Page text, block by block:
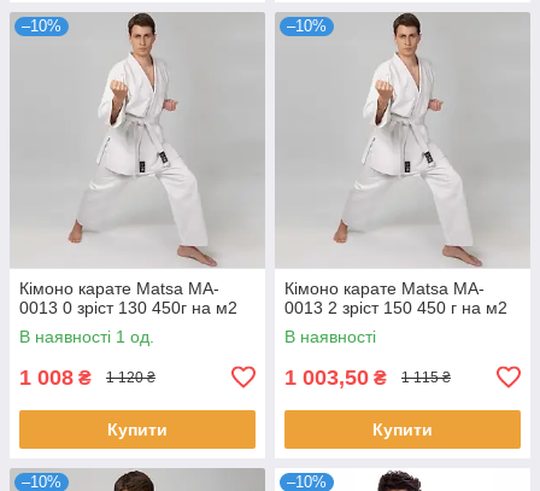
–10%
Кімоно карате Matsa MA-
0013 0 зріст 130 450г на м2
В наявності 1 од.
1 008 ₴ 1 120 ₴
Купити
–10%
Кімоно карате Matsa MA-
0013 2 зріст 150 450 г на м2
В наявності
1 003,50 ₴ 1 115 ₴
Купити
–10% –10%